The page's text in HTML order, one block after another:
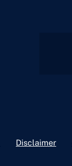
Disclaimer